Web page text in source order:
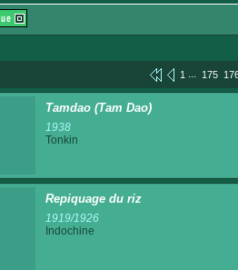
1 ... 175
Tamdao (Tam Dao)
1938
Tonkin
Repiquage du riz
1919/1926
Indochine